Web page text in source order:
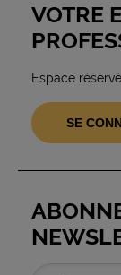
VOTRE
Espace
SE